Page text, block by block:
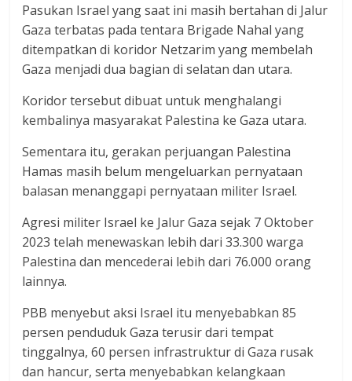
Pasukan Israel yang saat ini masih bertahan di Jalur
Gaza terbatas pada tentara Brigade Nahal yang
ditempatkan di koridor Netzarim yang membelah
Gaza menjadi dua bagian di selatan dan utara.
Koridor tersebut dibuat untuk menghalangi
kembalinya masyarakat Palestina ke Gaza utara.
Sementara itu, gerakan perjuangan Palestina
Hamas masih belum mengeluarkan pernyataan
balasan menanggapi pernyataan militer Israel.
Agresi militer Israel ke Jalur Gaza sejak 7 Oktober
2023 telah menewaskan lebih dari 33.300 warga
Palestina dan mencederai lebih dari 76.000 orang
lainnya.
PBB menyebut aksi Israel itu menyebabkan 85
persen penduduk Gaza terusir dari tempat
tinggalnya, 60 persen infrastruktur di Gaza rusak
dan hancur, serta menyebabkan kelangkaan